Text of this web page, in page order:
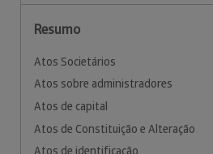
Resumo
Atos Societários
Atos sobre administradores
Atos de capital
Atos de Constituição e Alteração
Atos de identificação